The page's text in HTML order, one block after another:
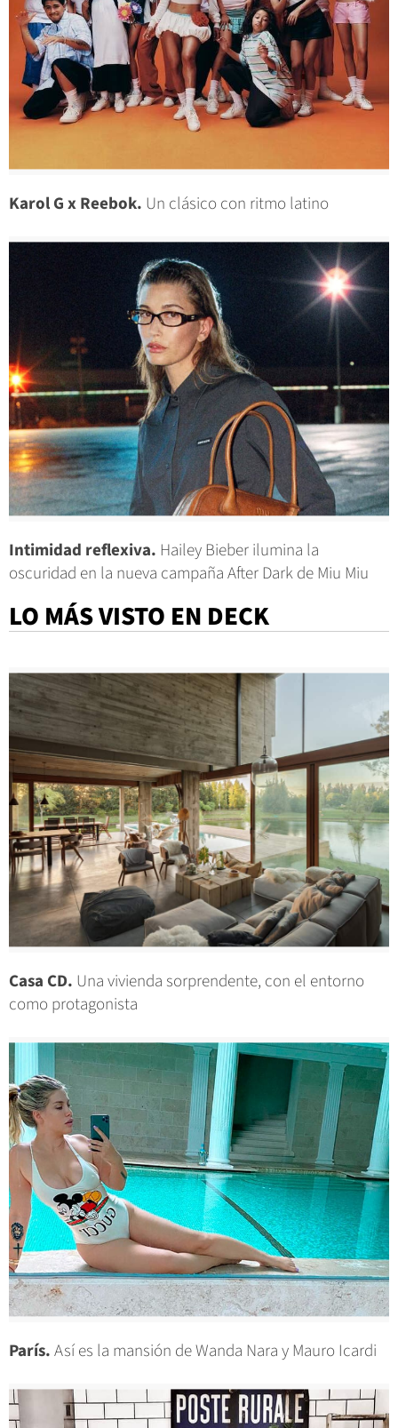
Karol G x Reebok. Un clásico con ritmo latino
Intimidad reflexiva. Hailey Bieber ilumina la
oscuridad en la nueva campaña After Dark de Miu Miu
LO MÁS VISTO EN DECK
Casa CD. Una vivienda sorprendente, con el entorno
como protagonista
París.Así es la mansión de Wanda Nara y Mauro Icardi